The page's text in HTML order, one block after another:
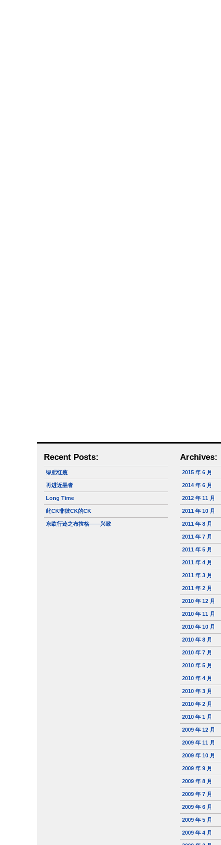
Recent Posts:
绿肥红瘦
再进近墨者
Long Time
此CK非彼CK的CK
东欧行迹之布拉格——兴致
Archives:
2015 年 6 月
2014 年 6 月
2012 年 11 月
2011 年 10 月
2011 年 8 月
2011 年 7 月
2011 年 5 月
2011 年 4 月
2011 年 3 月
2011 年 2 月
2010 年 12 月
2010 年 11 月
2010 年 10 月
2010 年 8 月
2010 年 7 月
2010 年 5 月
2010 年 4 月
2010 年 3 月
2010 年 2 月
2010 年 1 月
2009 年 12 月
2009 年 11 月
2009 年 10 月
2009 年 9 月
2009 年 8 月
2009 年 7 月
2009 年 6 月
2009 年 5 月
2009 年 4 月